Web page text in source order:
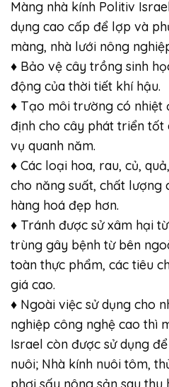
Màng nhà kính Politiv
dụng cao cấp để lợp và
màng, nhà lưới nông
♦ Bảo vệ cây trồng sinh
động của thời tiết khí hậu.
♦ Tạo môi trường có nhiệt
định cho cây phát triển tốt
vụ quanh năm.
♦ Các loại hoa, rau, củ,
cho năng suất, chất lượng
hàng hoá đẹp hơn.
♦ Tránh được sử xâm hại
trùng gây bệnh từ bên
toàn thực phẩm, các tiêu
giá cao.
♦ Ngoài việc sử dụng cho
nghiệp công nghệ cao thì
Israel còn được sử dụng
nuôi; Nhà kính nuôi tôm,
phơi sấy nông sản sau thu